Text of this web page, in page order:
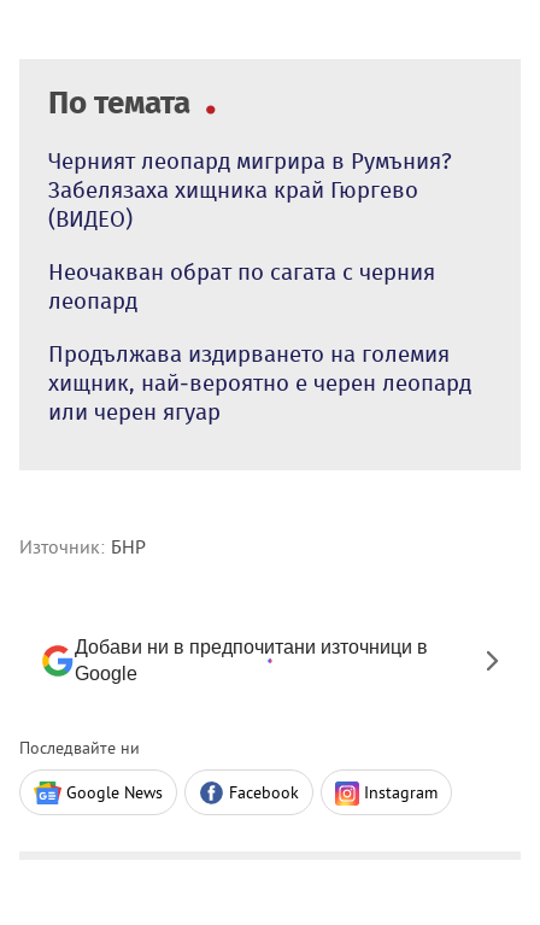
По темата
Черният леопард мигрира в Румъния?
Забелязаха хищника край Гюргево
(ВИДЕО)
Неочакван обрат по сагата с черния
леопард
Продължава издирването на големия
хищник, най-вероятно е черен леопард
или черен ягуар
Източник: БНР
Добави ни в предпочитани източници в
Google
Последвайте ни
Google News Facebook Instagram